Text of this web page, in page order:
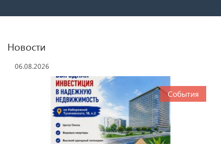
Новости
06.08.2026
События